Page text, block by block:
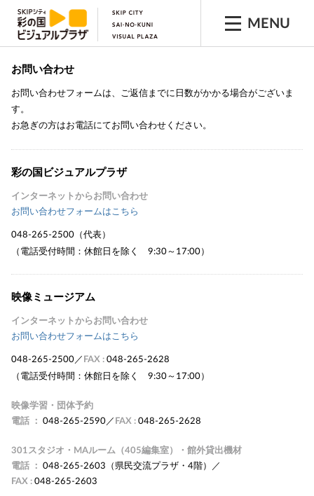
MENU
お問い合わせ
お問い合わせフォームは、ご返信までに日数がかかる場合がございま
す。
お急ぎの方はお電話にてお問い合わせください。
彩の国ビジュアルプラザ
インターネットからお問い合わせ
お問い合わせフォームはこちら
048-265-2500 （代表）
（電話受付時間：休館日を除く 9:30～17:00）
映像ミュージアム
インターネットからお問い合わせ
お問い合わせフォームはこちら
048-265-2500／ FAX :048-265-2628
（電話受付時間：休館日を除く 9:30～17:00）
映像学習・団体予約
電話 ：048-265-2590／ FAX :048-265-2628
301スタジオ・MAルーム（405編集室）・館外貸出機材
電話 ：048-265-2603（県民交流プラザ・4階）／
FAX :048-265-2603